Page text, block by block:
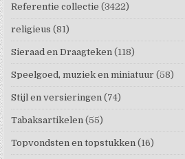
Referentie collectie (3422)
religieus (81)
Sieraad en Draagteken (118)
Speelgoed, muziek en miniatuur (58)
Stijl en versieringen (74)
Tabaksartikelen (55)
Topvondsten en topstukken (16)